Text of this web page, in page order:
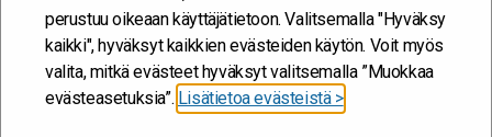
perustuu oikeaan käyttäjätietoon. Valitsemalla "Hyväksy
kaikki", hyväksyt kaikkien evästeiden käytön. Voit myös
valita, mitkä evästeet hyväksyt valitsemalla ”Muokkaa
evästeasetuksia”. Lisätietoa evästeistä >